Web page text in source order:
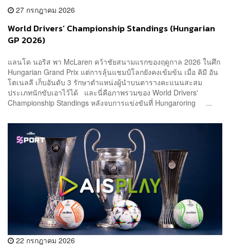
27 กรกฎาคม 2026
World Drivers’ Championship Standings (Hungarian
GP 2026)
แลนโด นอริส พา McLaren คว้าชัยสนามแรกของฤดูกาล 2026 ในศึก
Hungarian Grand Prix แต่การลุ้นแชมป์โลกยังคงเข้มข้น เมื่อ คิมี อัน
โตเนลลี เก็บอันดับ 3 รักษาตำแหน่งผู้นำบนตารางคะแนนสะสม
ประเภทนักขับเอาไว้ได้ และนี่คือภาพรวมของ World Drivers'
Championship Standings หลังจบการแข่งขันที่ Hungaroring ...
22 กรกฎาคม 2026